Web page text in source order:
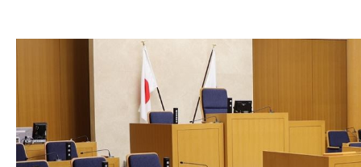
Web
市